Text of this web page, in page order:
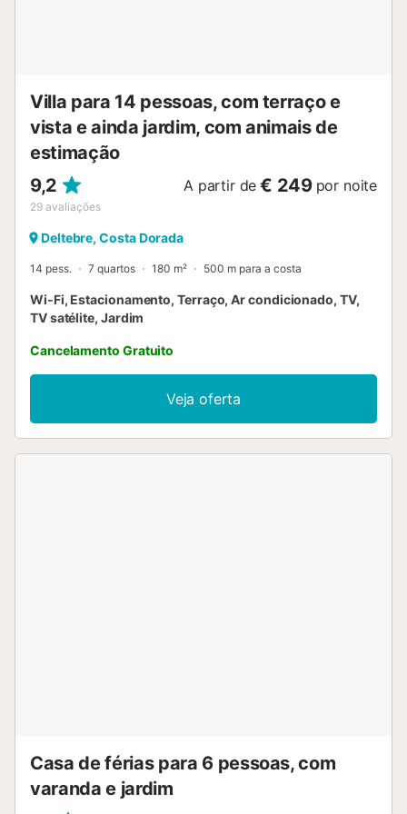
Villa para 14 pessoas, com terraço e
vista e ainda jardim, com animais de
estimação
9,2
29 avaliações
A partir de € 249 por noite
Deltebre, Costa Dorada
14 pess. 7 quartos 180 m² 500 m para a costa
Wi-Fi, Estacionamento, Terraço, Ar condicionado, TV,
TV satélite, Jardim
Cancelamento Gratuito
Veja oferta
Casa de férias para 6 pessoas, com
varanda e jardim